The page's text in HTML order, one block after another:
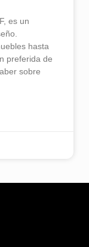
es un
hasta
preferida de
sobre